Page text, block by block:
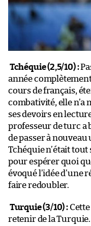
Tchéquie (2,5/10) :
année
cours de français,
combativité, elle n’a
ses devoirs en
professeur de turc a
de passer à nouveau
Tchéquie n’était
pour espérer quoi
évoqué l’idée d’une
faire redoubler.
Turquie (3/10) :Cette
retenir de la Turquie.